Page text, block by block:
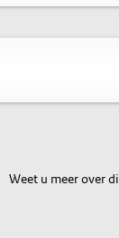
Weet u meer over